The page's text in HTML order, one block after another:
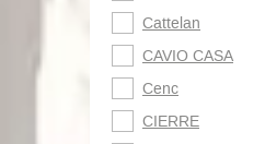
Cattelan
CAVIO CASA
Cenc
CIERRE